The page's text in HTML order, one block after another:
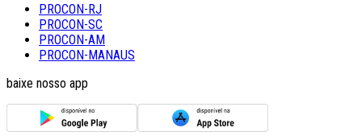
PROCON-RJ
PROCON-SC
PROCON-AM
PROCON-MANAUS
baixe nosso app